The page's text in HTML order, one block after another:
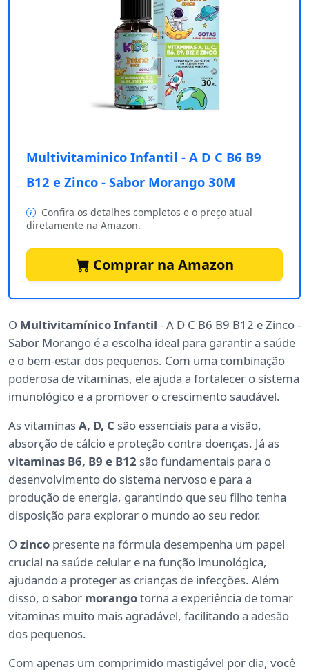
Multivitaminico Infantil - A D C B6 B9
B12 e Zinco - Sabor Morango 30M
Confira os detalhes completos e o preço atual
diretamente na Amazon.
Comprar na Amazon
O Multivitamínico Infantil - A D C B6 B9 B12 e Zinco -
Sabor Morango é a escolha ideal para garantir a saúde
e o bem-estar dos pequenos. Com uma combinação
poderosa de vitaminas, ele ajuda a fortalecer o sistema
imunológico e a promover o crescimento saudável.
As vitaminasA, D, C são essenciais para a visão,
absorção de cálcio e proteção contra doenças. Já as
vitaminas B6, B9 e B12 são fundamentais para o
desenvolvimento do sistema nervoso e para a
produção de energia, garantindo que seu filho tenha
disposição para explorar o mundo ao seu redor.
O zinco presente na fórmula desempenha um papel
crucial na saúde celular e na função imunológica,
ajudando a proteger as crianças de infecções. Além
disso, o sabor morangotorna a experiência de tomar
vitaminas muito mais agradável, facilitando a adesão
dos pequenos.
Com apenas um comprimido mastigável por dia, você